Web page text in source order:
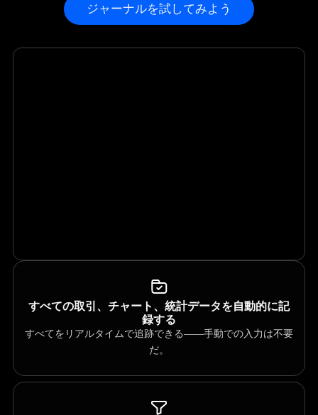
ジャーナルを試してみよう
すべての取引、チャート、統計データを自動的に記
録する
すべてをリアルタイムで追跡できる――手動での入力は不要
だ。